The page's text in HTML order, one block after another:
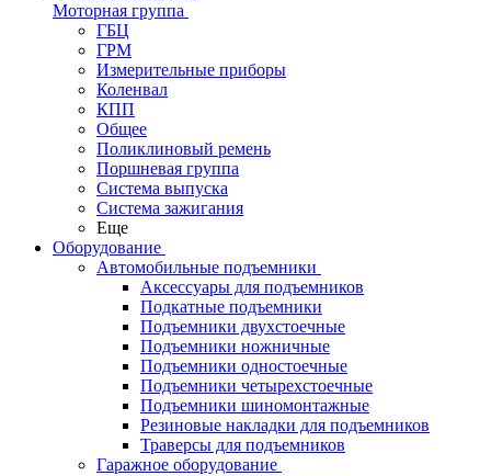
Моторная группа
ГБЦ
ГРМ
Измерительные приборы
Коленвал
КПП
Общее
Поликлиновый ремень
Поршневая группа
Система выпуска
Система зажигания
Еще
Оборудование
Автомобильные подъемники
Аксессуары для подъемников
Подкатные подъемники
Подъемники двухстоечные
Подъемники ножничные
Подъемники одностоечные
Подъемники четырехстоечные
Подъемники шиномонтажные
Резиновые накладки для подъемников
Траверсы для подъемников
Гаражное оборудование